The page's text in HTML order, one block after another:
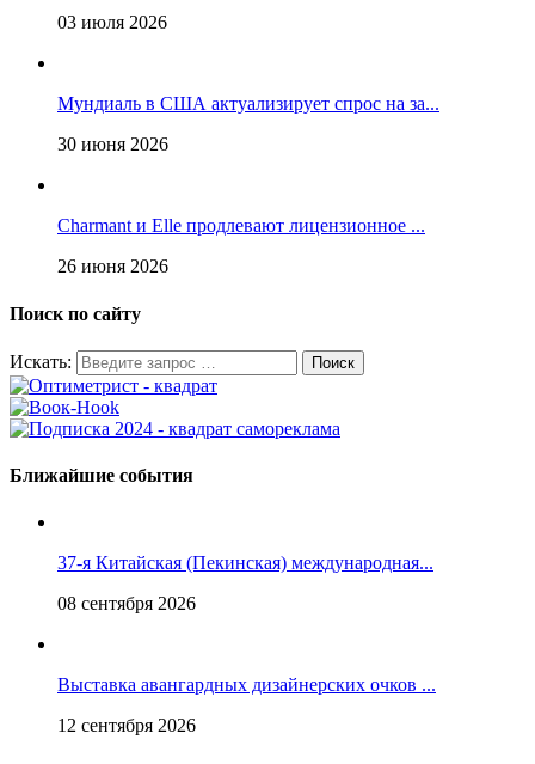
03 июля 2026
Мундиаль в США актуализирует спрос на за...
30 июня 2026
Charmant и Elle продлевают лицензионное ...
26 июня 2026
Поиск по сайту
Искать:
Ближайшие события
37-я Китайская (Пекинская) международная...
08 сентября 2026
Выставка авангардных дизайнерских очков ...
12 сентября 2026